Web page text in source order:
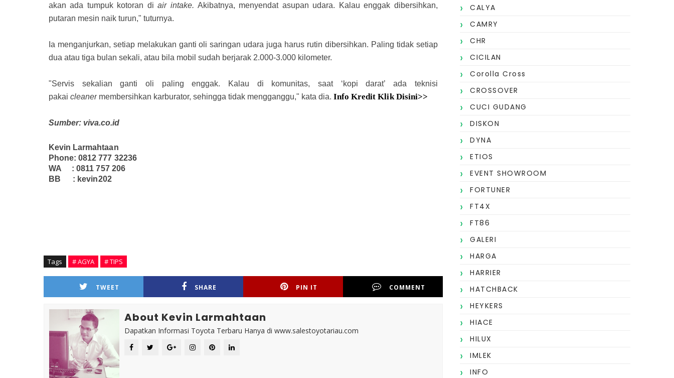
akan ada tumpuk kotoran diair intake. Akibatnya, menyendat asupan udara. Kalau enggak dibersihkan,
putaran mesin naik turun," tuturnya.
Ia menganjurkan, setiap melakukan ganti oli saringan udara juga harus rutin dibersihkan. Paling tidak setiap
dua atau tiga bulan sekali, atau bila mobil sudah berjarak 2.000-3.000 kilometer.
"Servis sekalian ganti oli paling enggak. Kalau di komunitas, saat ‘kopi darat’ ada teknisi
pakai cleaner membersihkan karburator, sehingga tidak mengganggu," kata dia. Info Kredit Klik Disini>>
Sumber: viva.co.id
Kevin Larmahtaan
Phone: 0812 777 32236
WA : 0811 757 206
BB : kevin202
Tags # AGYA # TIPS
TWEET SHARE PIN IT COMMENT
About Kevin Larmahtaan
Dapatkan Informasi Toyota Terbaru Hanya di www.salestoyotariau.com
CALYA
CAMRY
CHR
CICILAN
Corolla Cross
CROSSOVER
CUCI GUDANG
DISKON
DYNA
ETIOS
EVENT SHOWROOM
FORTUNER
FT4X
FT86
GALERI
HARGA
HARRIER
HATCHBACK
HEYKERS
HIACE
HILUX
IMLEK
INFO